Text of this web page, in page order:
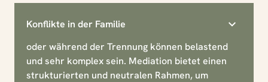
Konflikte in der Familie
oder während der Trennung können belastend
und sehr komplex sein. Mediation bietet einen
strukturierten und neutralen Rahmen, um